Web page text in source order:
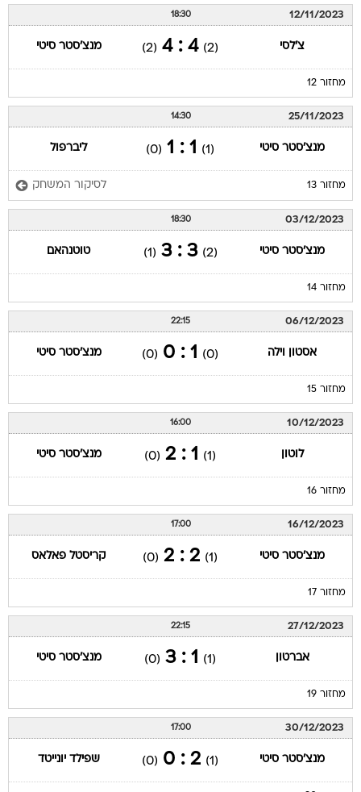
12/11/2023
18:30
צ'לסי (2)
4 : 4
(2) מנצ'סטר סיטי
מחזור 12
25/11/2023
14:30
מנצ'סטר סיטי (1)
1 : 1
(0) ליברפול
מחזור 13 לסיקור המשחק
03/12/2023
18:30
מנצ'סטר סיטי (2)
3 : 3
(1) טוטנהאם
מחזור 14
06/12/2023
22:15
אסטון וילה (0)
1 : 0
(0) מנצ'סטר סיטי
מחזור 15
10/12/2023
16:00
לוטון (1)
1 : 2
(0) מנצ'סטר סיטי
מחזור 16
16/12/2023
17:00
מנצ'סטר סיטי (1)
2 : 2
(0) קריסטל פאלאס
מחזור 17
27/12/2023
22:15
אברטון (1)
1 : 3
(0) מנצ'סטר סיטי
מחזור 19
30/12/2023
17:00
מנצ'סטר סיטי (1)
2 : 0
(0) שפילד יונייטד